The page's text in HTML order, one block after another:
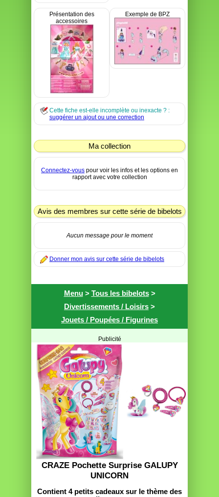
Présentation des
accessoires
Exemple de BPZ
Cette fiche est-elle incomplète ou inexacte ? :
suggérer un ajout ou une correction
Ma collection
Connectez-vous pour voir les infos et les options en
rapport avec votre collection
Avis des membres sur cette série de bibelots
Aucun message pour le moment
Donner mon avis sur cette série de bibelots
Menu> Tous les bibelots>
Divertissements / Loisirs >
Jouets / Poupées / Figurines
Publicité
CRAZE Pochette Surprise GALUPY
UNICORN
Contient 4 petits cadeaux sur le thème des